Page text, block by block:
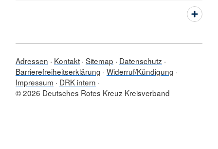
Adressen Kontakt Sitemap
Datenschutz
Barrierefreiheitserklärung Widerruf/Kündigung
Impressum
DRK intern
© 2026 Deutsches Rotes Kreuz Kreisverband